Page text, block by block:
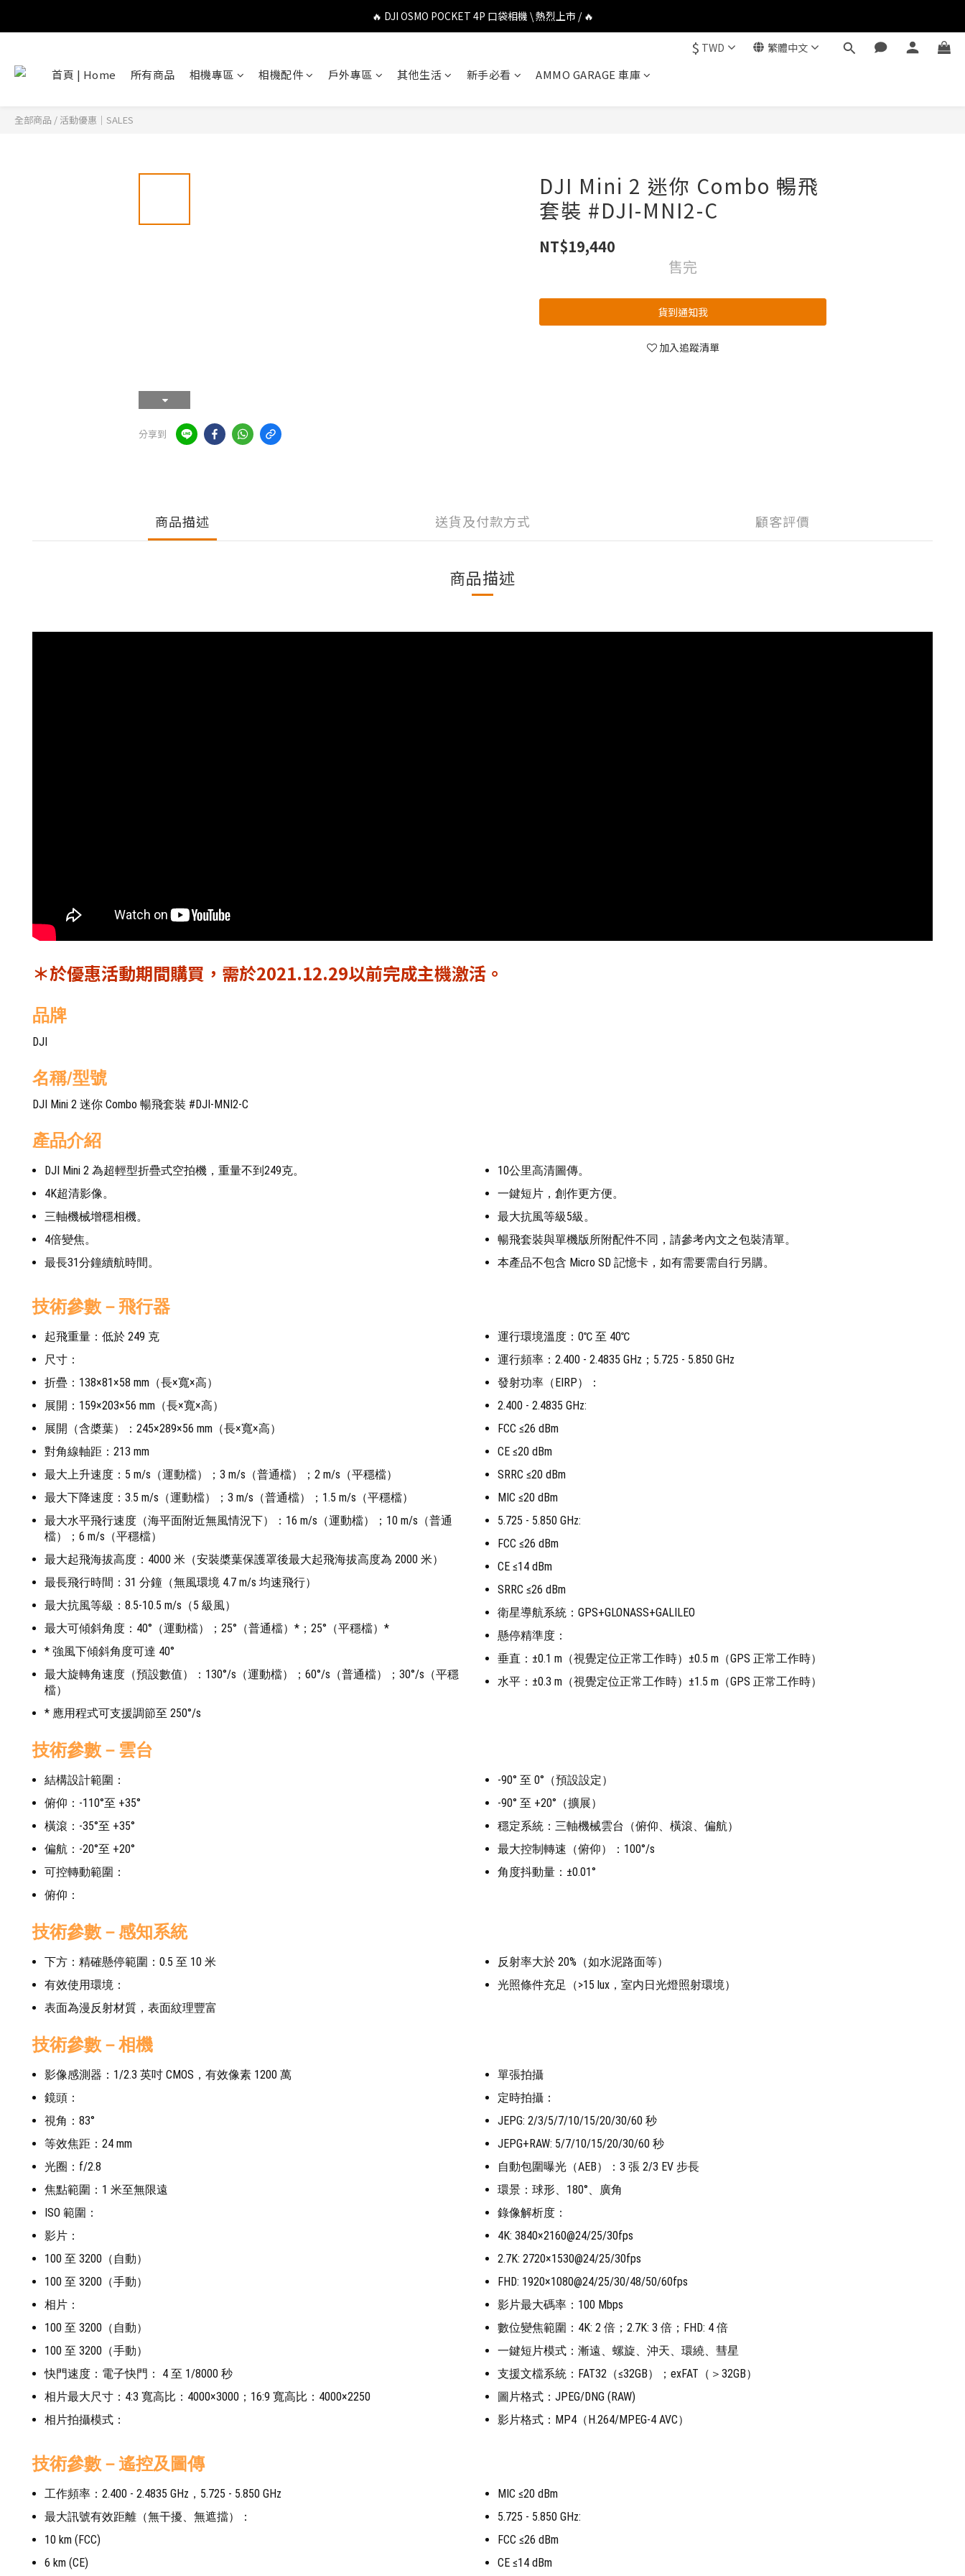
🔥 DJI OSMO POCKET 4P 口袋相機 \ 熱烈上市 / 🔥
🔥 DJI OSMO POCKET 4P 口袋相機 \ 熱烈上市 / 🔥
🔥 Insta360 GO Ultra Hello Kitty 聯名限定套裝 \ 時尚上市 / 🔥
$ TWD 繁體中文
首頁 | Home 所有商品 相機專區 相機配件 戶外專區 其他生活 新手必看 AMMO GARAGE 車庫
全部商品 / 活動優惠｜SALES
分享到
DJI Mini 2 迷你 Combo 暢飛
套裝 #DJI-MNI2-C
NT$19,440
售完
貨到通知我
加入追蹤清單
商品描述 送貨及付款方式 顧客評價
商品描述
＊於優惠活動期間購買，需於2021.12.29以前完成主機激活。
品牌
DJI
名稱/型號
DJI Mini 2 迷你 Combo 暢飛套裝 #DJI-MNI2-C
產品介紹
DJI Mini 2 為超輕型折疊式空拍機，重量不到249克。
4K超清影像。
三軸機械增穩相機。
4倍變焦。
最長31分鐘續航時間。
10公里高清圖傳。
一鍵短片，創作更方便。
最大抗風等級5級。
暢飛套裝與單機版所附配件不同，請參考內文之包裝清單。
本產品不包含 Micro SD 記憶卡，如有需要需自行另購。
技術參數－飛行器
起飛重量：低於 249 克
尺寸：
折疊：138×81×58 mm（長×寬×高）
展開：159×203×56 mm（長×寬×高）
展開（含槳葉）：245×289×56 mm（長×寬×高）
對角線軸距：213 mm
最大上升速度：5 m/s（運動檔）；3 m/s（普通檔）；2 m/s（平穩檔）
最大下降速度：3.5 m/s（運動檔）；3 m/s（普通檔）；1.5 m/s（平穩檔）
最大水平飛行速度（海平面附近無風情況下）：16 m/s（運動檔）；10 m/s（普通
檔）；6 m/s（平穩檔）
最大起飛海拔高度：4000 米（安裝槳葉保護罩後最大起飛海拔高度為 2000 米）
最長飛行時間：31 分鐘（無風環境 4.7 m/s 均速飛行）
最大抗風等級：8.5-10.5 m/s（5 級風）
最大可傾斜角度：40°（運動檔）；25°（普通檔）*；25°（平穩檔）*
* 強風下傾斜角度可達 40°
最大旋轉角速度（預設數值）：130°/s（運動檔）；60°/s（普通檔）；30°/s（平穩
檔）
* 應用程式可支援調節至 250°/s
運行環境溫度：0℃ 至 40℃
運行頻率：2.400 - 2.4835 GHz；5.725 - 5.850 GHz
發射功率（EIRP）：
2.400 - 2.4835 GHz:
FCC ≤26 dBm
CE ≤20 dBm
SRRC ≤20 dBm
MIC ≤20 dBm
5.725 - 5.850 GHz:
FCC ≤26 dBm
CE ≤14 dBm
SRRC ≤26 dBm
衛星導航系統：GPS+GLONASS+GALILEO
懸停精準度：
垂直：±0.1 m（視覺定位正常工作時）±0.5 m（GPS 正常工作時）
水平：±0.3 m（視覺定位正常工作時）±1.5 m（GPS 正常工作時）
技術參數－雲台
結構設計範圍：
俯仰：-110°至 +35°
橫滾：-35°至 +35°
偏航：-20°至 +20°
可控轉動範圍：
俯仰：
-90° 至 0°（預設設定）
-90° 至 +20°（擴展）
穩定系統：三軸機械雲台（俯仰、橫滾、偏航）
最大控制轉速（俯仰）：100°/s
角度抖動量：±0.01°
技術參數－感知系統
下方：精確懸停範圍：0.5 至 10 米
有效使用環境：
表面為漫反射材質，表面紋理豐富
反射率大於 20%（如水泥路面等）
光照條件充足（>15 lux，室内日光燈照射環境）
技術參數－相機
影像感測器：1/2.3 英吋 CMOS，有效像素 1200 萬
鏡頭：
視角：83°
等效焦距：24 mm
光圈：f/2.8
焦點範圍：1 米至無限遠
ISO 範圍：
影片：
100 至 3200（自動）
100 至 3200（手動）
相片：
100 至 3200（自動）
100 至 3200（手動）
快門速度：電子快門： 4 至 1/8000 秒
相片最大尺寸：4:3 寬高比：4000×3000；16:9 寬高比：4000×2250
相片拍攝模式：
單張拍攝
定時拍攝：
JEPG: 2/3/5/7/10/15/20/30/60 秒
JEPG+RAW: 5/7/10/15/20/30/60 秒
自動包圍曝光（AEB）：3 張 2/3 EV 步長
環景：球形、180°、廣角
錄像解析度：
4K: 3840×2160@24/25/30fps
2.7K: 2720×1530@24/25/30fps
FHD: 1920×1080@24/25/30/48/50/60fps
影片最大碼率：100 Mbps
數位變焦範圍：4K: 2 倍；2.7K: 3 倍；FHD: 4 倍
一鍵短片模式：漸遠、螺旋、沖天、環繞、彗星
支援文檔系統：FAT32（≤32GB）；exFAT（＞32GB）
圖片格式：JPEG/DNG (RAW)
影片格式：MP4（H.264/MPEG-4 AVC）
技術參數－遙控及圖傳
工作頻率：2.400 - 2.4835 GHz，5.725 - 5.850 GHz
最大訊號有效距離（無干擾、無遮擋）：
10 km (FCC)
6 km (CE)
MIC ≤20 dBm
5.725 - 5.850 GHz:
FCC ≤26 dBm
CE ≤14 dBm